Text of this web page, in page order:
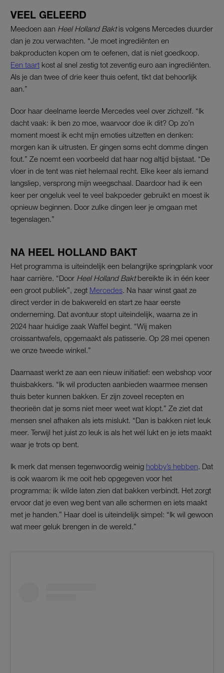
VEEL GELEERD
Meedoen aan Heel Holland Baktis volgens Mercedes duurder
dan je zou verwachten. “Je moet ingrediënten en
bakproducten kopen om te oefenen, dat is niet goedkoop.
Een taart kost al snel zestig tot zeventig euro aan ingrediënten.
Als je dan twee of drie keer thuis oefent, tikt dat behoorlijk
aan.”
Door haar deelname leerde Mercedes veel over zichzelf. “Ik
dacht vaak: ik ben zo moe, waarvoor doe ik dit? Op zo’n
moment moest ik echt mijn emoties uitzetten en denken:
morgen kan ik uitrusten. Er gingen soms echt domme dingen
fout.” Ze noemt een voorbeeld dat haar nog altijd bijstaat. “De
vloer in de tent was niet helemaal recht. Elke keer als iemand
langsliep, versprong mijn weegschaal. Daardoor had ik een
keer per ongeluk veel te veel bakpoeder gebruikt en moest ik
opnieuw beginnen. Door zulke dingen leer je omgaan met
tegenslagen.”
NA HEEL HOLLAND BAKT
Het programma is uiteindelijk een belangrijke springplank voor
haar carrière. “Door Heel Holland Baktbereikte ik in één keer
een groot publiek”, zegt Mercedes. Na haar winst gaat ze
direct verder in de bakwereld en start ze haar eerste
onderneming. Dat avontuur stopt uiteindelijk, waarna ze in
2024 haar huidige zaak Waffel begint. “Wij maken
croissantwafels, opgemaakt als patisserie. Op 28 mei openen
we onze tweede winkel.”
Daarnaast werkt ze aan een nieuw initiatief: een webshop voor
thuisbakkers. “Ik wil producten aanbieden waarmee mensen
thuis beter kunnen bakken. Er zijn zoveel recepten en
theorieën dat je soms niet meer weet wat klopt.” Ze ziet dat
mensen snel afhaken als iets mislukt. “Dan is bakken niet leuk
meer. Terwijl het juist zo leuk is als het wél lukt en je iets maakt
waar je trots op bent.
Ik merk dat mensen tegenwoordig weinig hobby’s hebben. Dat
is ook waarom ik me ooit heb opgegeven voor het
programma: ik wilde laten zien dat bakken verbindt. Het zorgt
ervoor dat je even weg bent van alle schermen en iets maakt
met je handen.” Haar doel is uiteindelijk simpel: “Ik wil gewoon
wat meer geluk brengen in de wereld.”